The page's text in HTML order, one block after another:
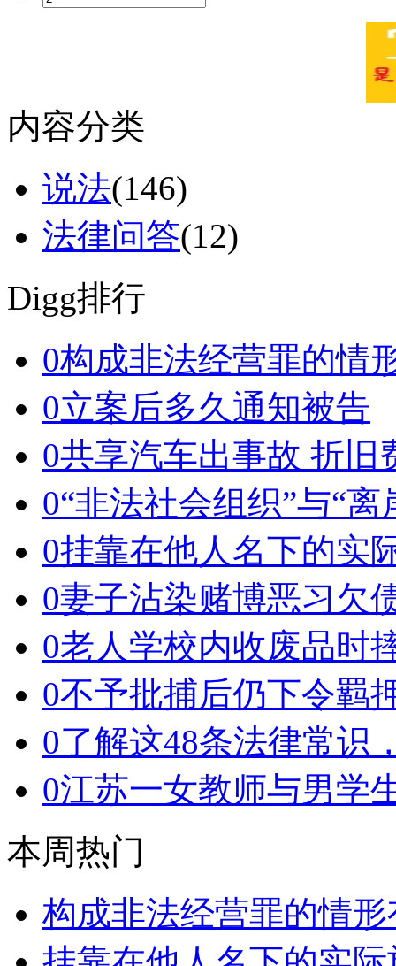
内容分类
说法(146)
法律问答(12)
Digg排行
0构成非法经营罪的情
0立案后多久通知被告
0共享汽车出事故 折旧
0“非法社会组织”与“离
0挂靠在他人名下的实
0妻子沾染赌博恶习欠
0老人学校内收废品时
0不予批捕后仍下令羁
0了解这48条法律常识
0江苏一女教师与男学
本周热门
构成非法经营罪的情